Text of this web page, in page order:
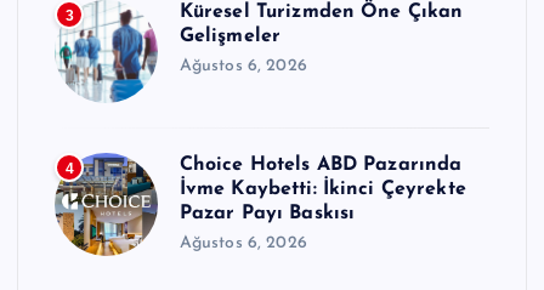
3
Küresel Turizmden Öne Çıkan
Gelişmeler
Ağustos 6, 2026
4
Choice Hotels ABD Pazarında
İvme Kaybetti: İkinci Çeyrekte
Pazar Payı Baskısı
Ağustos 6, 2026